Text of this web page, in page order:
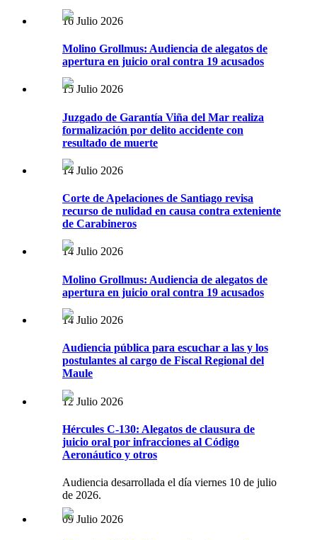
16 Julio 2026
Molino Grollmus: Audiencia de alegatos de
apertura en juicio oral contra 19 acusados
15 Julio 2026
Juzgado de Garantía Viña del Mar realiza
formalización por delito accidente con
resultado de muerte
14 Julio 2026
Corte de Apelaciones de Santiago revisa
recurso de nulidad en causa contra exteniente
de Carabineros
14 Julio 2026
Molino Grollmus: Audiencia de alegatos de
apertura en juicio oral contra 19 acusados
14 Julio 2026
Audiencia pública para escuchar a las y los
postulantes al cargo de Fiscal Regional del
Maule
12 Julio 2026
Hércules C-130: Alegatos de clausura de
juicio oral por infracciones al Código
Aeronáutico y otros
Audiencia desarrollada el día viernes 10 de julio
de 2026.
09 Julio 2026